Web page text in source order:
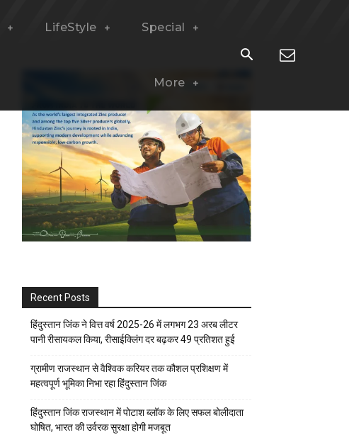
LifeStyle Special
More
Recent Posts
हिंदुस्तान जिंक ने वित्त वर्ष 2025-26 में लगभग 23 अरब लीटर
पानी रीसायकल किया, रीसाईक्लिंग दर बढ़कर 49 प्रतिशत हुई
ग्रामीण राजस्थान से वैश्विक करियर तक कौशल प्रशिक्षण में
महत्वपूर्ण भूमिका निभा रहा हिंदुस्तान जिंक
हिंदुस्तान जिंक राजस्थान में पोटाश ब्लॉक के लिए सफल बोलीदाता
घोषित, भारत की उर्वरक सुरक्षा होगी मजबूत